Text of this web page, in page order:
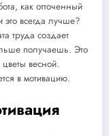
как отточенный
это всегда лучше?
труда создает
получаешь. Это
весной.
в мотивацию.